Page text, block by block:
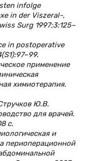
infolge
in der Viszeral-,
Surg 1997;3:125–
in postoperative
применение
химиотерапия.
Ю.В.
для врачей.
с.
и
периоперационной